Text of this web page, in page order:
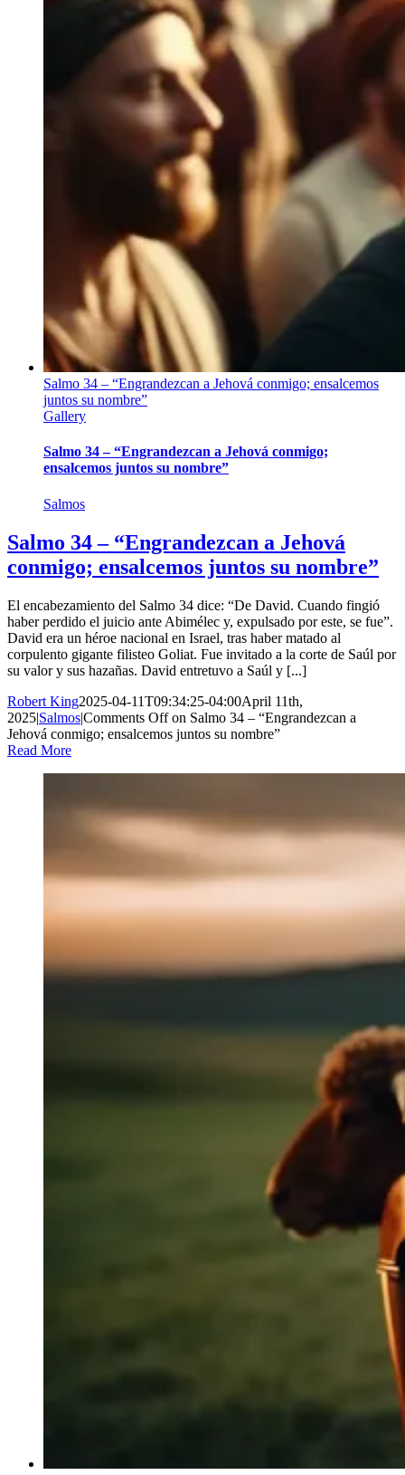
Salmo 34 – “Engrandezcan a Jehová conmigo; ensalcemos
juntos su nombre”
Gallery
Salmo 34 – “Engrandezcan a Jehová conmigo;
ensalcemos juntos su nombre”
Salmos
Salmo 34 – “Engrandezcan a Jehová
conmigo; ensalcemos juntos su nombre”
El encabezamiento del Salmo 34 dice: “De David. Cuando fingió
haber perdido el juicio ante Abimélec y, expulsado por este, se fue”.
David era un héroe nacional en Israel, tras haber matado al
corpulento gigante filisteo Goliat. Fue invitado a la corte de Saúl por
su valor y sus hazañas. David entretuvo a Saúl y [...]
Robert King2025-04-11T09:34:25-04:00April 11th,
2025|Salmos|Comments Offon Salmo 34 – “Engrandezcan a
Jehová conmigo; ensalcemos juntos su nombre”
Read More